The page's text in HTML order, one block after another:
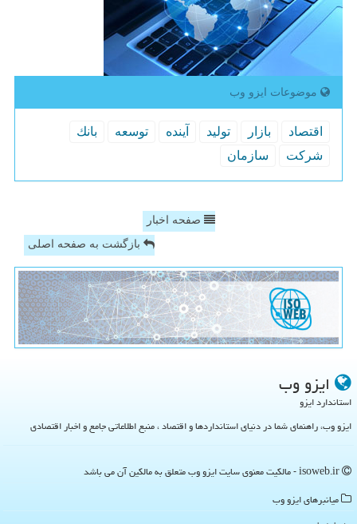
موضوعات ایزو وب
اقتصاد بازار تولید آینده توسعه
بانك
شركت
سازمان
صفحه اخبار
بازگشت به صفحه اصلی
ایزو وب
استاندارد ایزو
ایزو وب، راهنمای شما در دنیای استانداردها و اقتصاد ، منبع اطلاعاتی جامع و اخبار اقتصادی
میانبرهای ایزو وب